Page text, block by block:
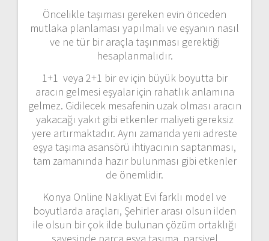
Öncelikle taşıması gereken evin önceden
mutlaka planlaması yapılmalı ve eşyanın nasıl
ve ne tür bir araçla taşınması gerektiği
hesaplanmalıdır.
1+1 veya 2+1 bir ev için büyük boyutta bir
aracın gelmesi eşyalar için rahatlık anlamına
gelmez. Gidilecek mesafenin uzak olması aracın
yakacağı yakıt gibi etkenler maliyeti gereksiz
yere artırmaktadır. Aynı zamanda yeni adreste
eşya taşıma asansörü ihtiyacının saptanması,
tam zamanında hazır bulunması gibi etkenler
de önemlidir.
Konya Online Nakliyat Evi farklı model ve
boyutlarda araçları, Şehirler arası olsun ilden
ile olsun bir çok ilde bulunan çözüm ortaklığı